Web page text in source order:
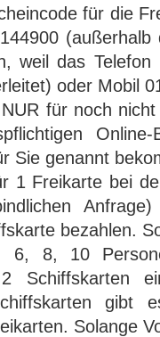
für die
weil das
oder Mobil
für noch
Sie genannt
1 Freikarte bei
bezahlen.
8, 10
Schiffskarten
Solange